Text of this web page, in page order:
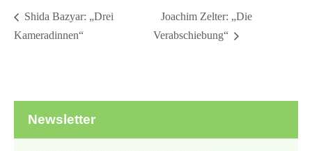
Shida Bazyar: „Drei
Kameradinnen“
Joachim Zelter: „Die
Verabschiebung“
Newsletter